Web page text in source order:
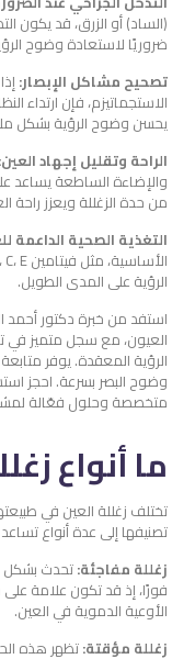
(الساد) أو الزرق، قد يكون
ضروريًا لاستعادة وضوح
تصحيح مشاكل الإبصار:
الاستجماتيزم، فإن ارتداء
يحسن وضوح الرؤية بشكل
الراحة وتقليل إجهاد العين:
والإضاءة الساطعة يساعد
من حدة الزغللة ويعزز راحة
التغذية الصحية الداعمة
الرؤية على المدى الطويل.
استفد من خبرة دكتور
العيون، مع سجل متميز في
الرؤية المعقدة. يوفر
وضوح البصر بسرعة. احجز
متخصصة وحلول فعّالة
ما أنواع
تختلف زغللة العين في
تصنيفها إلى عدة أنواع
زغللة مفاجئة:تحدث بشكل
فورًا، إذ قد تكون علامة
الأوعية الدموية في العين.
زغللة مؤقتة:تظهر هذه